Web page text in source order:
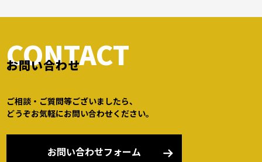
CONTACT
お問い合わせ
ご相談・ご質問等ございましたら、
どうぞお気軽にお問い合わせください。
お問い合わせフォーム